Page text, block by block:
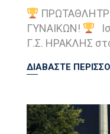
ΓΥΝΑΙΚΩΝ!
Γ.Σ. ΗΡΑΚΛΗΣ
ΔΙΑΒΑΣΤΕ